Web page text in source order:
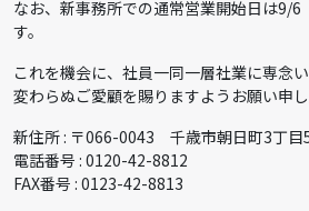
なお、新事務所での通常営業開始日は9/6
す。
これを機会に、社員一同一層社業に専念
変わらぬご愛顧を賜りますようお願い申し
新住所 : 〒066-0043 千歳市朝日町3丁目
電話番号 : 0120-42-8812
FAX番号 : 0123-42-8813